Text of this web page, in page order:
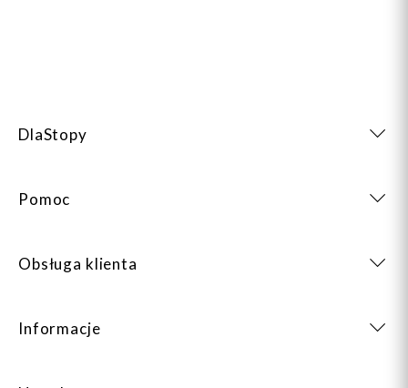
DlaStopy
Pomoc
Obsługa klienta
Informacje